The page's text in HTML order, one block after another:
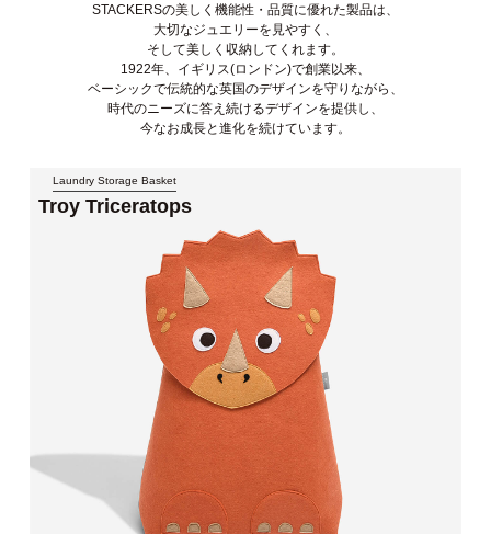
STACKERSの美しく機能性・品質に優れた製品は、
大切なジュエリーを見やすく、
そして美しく収納してくれます。
1922年、イギリス(ロンドン)で創業以来、
ベーシックで伝統的な英国のデザインを守りながら、
時代のニーズに答え続けるデザインを提供し、
今なお成長と進化を続けています。
Laundry Storage Basket
Troy Triceratops